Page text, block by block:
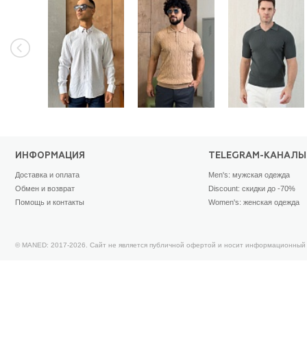
ИНФОРМАЦИЯ
Доставка и оплата
Обмен и возврат
Помощь и контакты
TELEGRAM-КАНАЛЫ
Men's: мужская одежда
Discount: скидки до -70%
Women's: женская одежда
© MANED: 2017-2026. Сайт не является публичной офертой и носит информационный